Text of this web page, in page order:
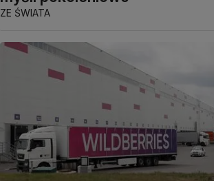
ZE ŚWIATA